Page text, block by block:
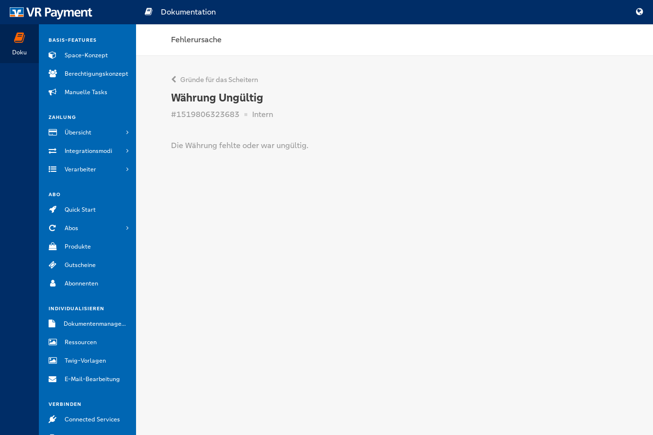
Doku
BASIS-FEATURES
Space-Konzept
Berechtigungskonzept
Manuelle Tasks
ZAHLUNG
Übersicht
Integrationsmodi
Verarbeiter
ABO
Quick Start
Abos
Produkte
Gutscheine
Abonnenten
INDIVIDUALISIEREN
Dokumentenmanagement
Ressourcen
Twig-Vorlagen
E-Mail-Bearbeitung
VERBINDEN
Connected Services
Dokumentation
Fehlerursache
Gründe für das Scheitern
Währung Ungültig
#1519806323683 Intern
Die Währung fehlte oder war ungültig.